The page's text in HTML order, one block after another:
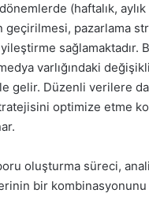
(haftalık,
geçirilmesi, pazarlama
sağlamaktadır.
varlığındaki
gelir. Düzenli verilere
optimize etme
oluşturma süreci,
bir